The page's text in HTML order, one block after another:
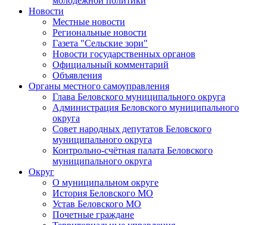
Новости
Местные новости
Региональные новости
Газета "Сельские зори"
Новости государственных органов
Официальный комментарий
Объявления
Органы местного самоуправления
Глава Беловского муниципального округа
Администрация Беловского муниципального
округа
Совет народных депутатов Беловского
муниципального округа
Контрольно-счётная палата Беловского
муниципального округа
Округ
О муниципальном округе
История Беловского МО
Устав Беловского МО
Почетные граждане